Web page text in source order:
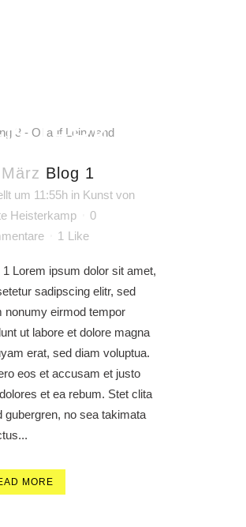
Blog 1
um 11:55h in Kunst von
Heisterkamp
0
1 Like
1 Lorem ipsum dolor sit amet,
sadipscing elitr, sed
nonumy eirmod tempor
ut labore et dolore magna
erat, sed diam voluptua.
eos et accusam et justo
et ea rebum. Stet clita
gubergren, no sea takimata
MORE